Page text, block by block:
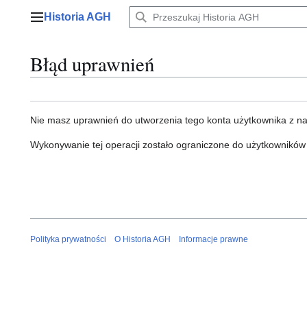
Menu główne
Historia AGH
Błąd uprawnień
Nie masz uprawnień do utworzenia tego konta użytkownika z
Wykonywanie tej operacji zostało ograniczone do
Polityka prywatności O Historia AGH Informacje prawne